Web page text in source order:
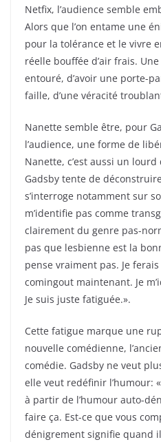
Netfix, l’audience semble
Alors que l’on entame une
pour la tolérance et le vivre
réelle bouffée d’air frais.
entouré, d’avoir une porte-
faille, d’une véracité
Nanette semble être, pour
l’audience, une forme de
Nanette, c’est aussi un
Gadsby tente de
s’interroge notamment sur
m’identifie pas comme
clairement du genre pas-
pas que lesbienne est la
pense vraiment pas. Je
comingout maintenant. Je
Je suis juste fatiguée.».
Cette fatigue marque une
nouvelle comédienne,
comédie. Gadsby ne veut
elle veut redéfinir l’humour:
à partir de l’humour auto-
faire ça. Est-ce que vous
dénigrement signifie quand